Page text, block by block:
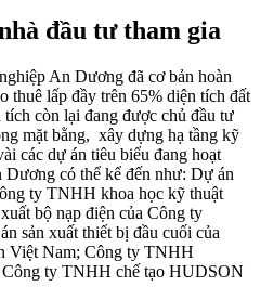
đầu tư tham gia
An Dương đã cơ bản hoàn
thuê lấp đầy trên 65% diện tích đất
còn lại đang được chủ đầu tư
mặt bằng, xây dựng hạ tầng kỹ
các dự án tiêu biểu đang hoạt
có thể kể đến như: Dự án
ty TNHH khoa học kỹ thuật
bộ nạp điện của Công ty
sản xuất thiết bị đầu cuối của
Việt Nam; Công ty TNHH
ty TNHH chế tạo HUDSON